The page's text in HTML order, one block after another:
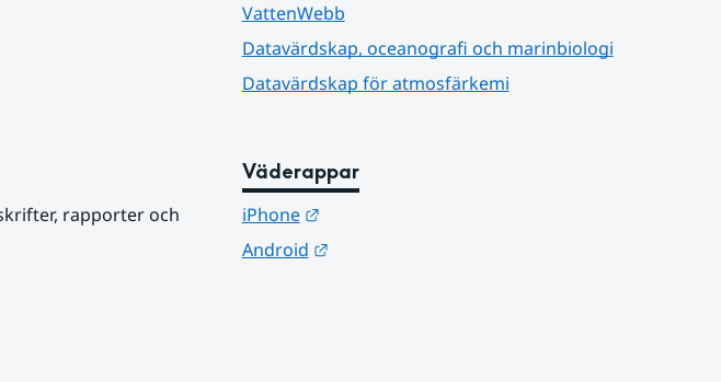
VattenWebb
Datavärdskap, oceanografi och marinbiologi
Datavärdskap för atmosfärkemi
rapporter och
Väderappar
iPhone
Länk till annan webbplats.
Android
Länk till annan webbplats.